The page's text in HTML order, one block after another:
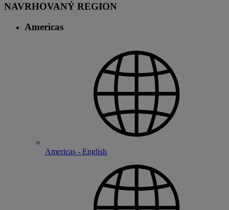
NAVRHOVANÝ REGION
Americas
Americas - English